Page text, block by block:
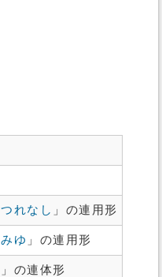
つれなし 」の連用形
みゆ 」の連用形
の連体形